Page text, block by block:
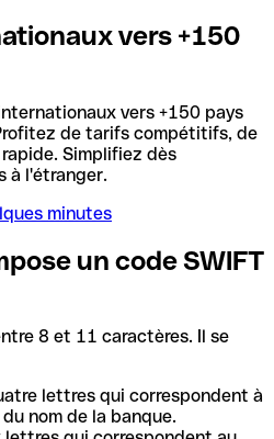
vers +150
vers +150 pays
de tarifs compétitifs, de
Simplifiez dès
à l'étranger.
minutes
un code SWIFT
8 et 11 caractères. Il se
lettres qui correspondent à
nom de la banque.